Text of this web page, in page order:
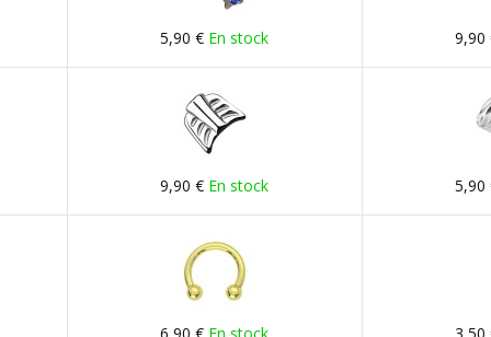
5,90 € En stock
9,90 € En stock